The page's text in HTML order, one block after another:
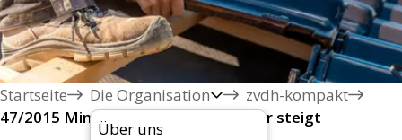
Startseite
Die Organisation
Über uns
zvdh-kompakt
47/2015 Mindestlohn für Dachdecker steigt